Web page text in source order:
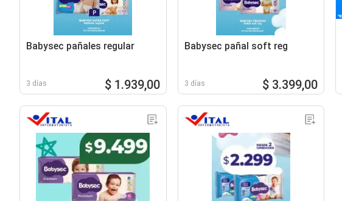
Babysec pañales regular
3 días $ 1.939,00
Babysec pañal soft reg
3 días $ 3.399,00